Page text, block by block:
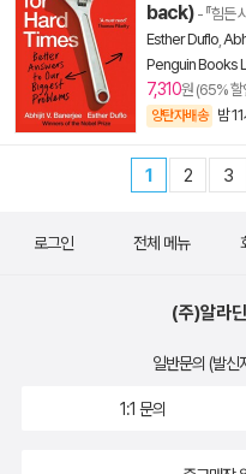
back) - 『힘든
Esther Duflo
Penguin Books
7,310원 (65% 할
양탄자배송 밤 11
1 2 3
로그인 전체 메뉴
(주)알라
일반문의 (발신
1:1 문의